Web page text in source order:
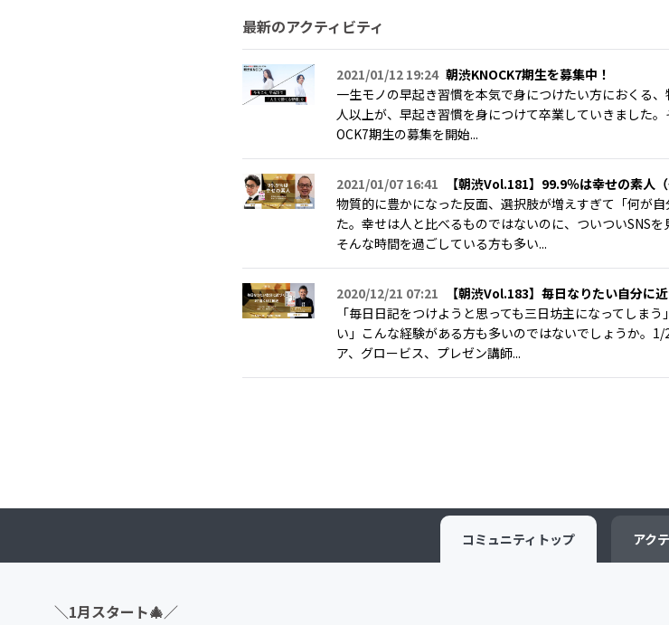
最新のアクティビティ
2021/01/12 19:24 朝渋KNOCK7期生を募集中！
一生モノの早起き習慣を本気で身につけたい方におくる
人以上が、早起き習慣を身につけて卒業していきました
OCK7期生の募集を開始...
2021/01/07 16:41
【朝渋Vol.181】99.9％は幸せの素人
物質的に豊かになった反面、選択肢が増えすぎて「何が
た。幸せは人と比べるものではないのに、ついついSNS
そんな時間を過ごしている方も多い...
2020/12/21 07:21
【朝渋Vol.183】毎日なりたい自分に
「毎日日記をつけようと思っても三日坊主になってしま
い」こんな経験がある方も多いのではないでしょうか。
ア、グロービス、プレゼン講師...
コミュニティ トップ アク
＼1月スタート🎄／